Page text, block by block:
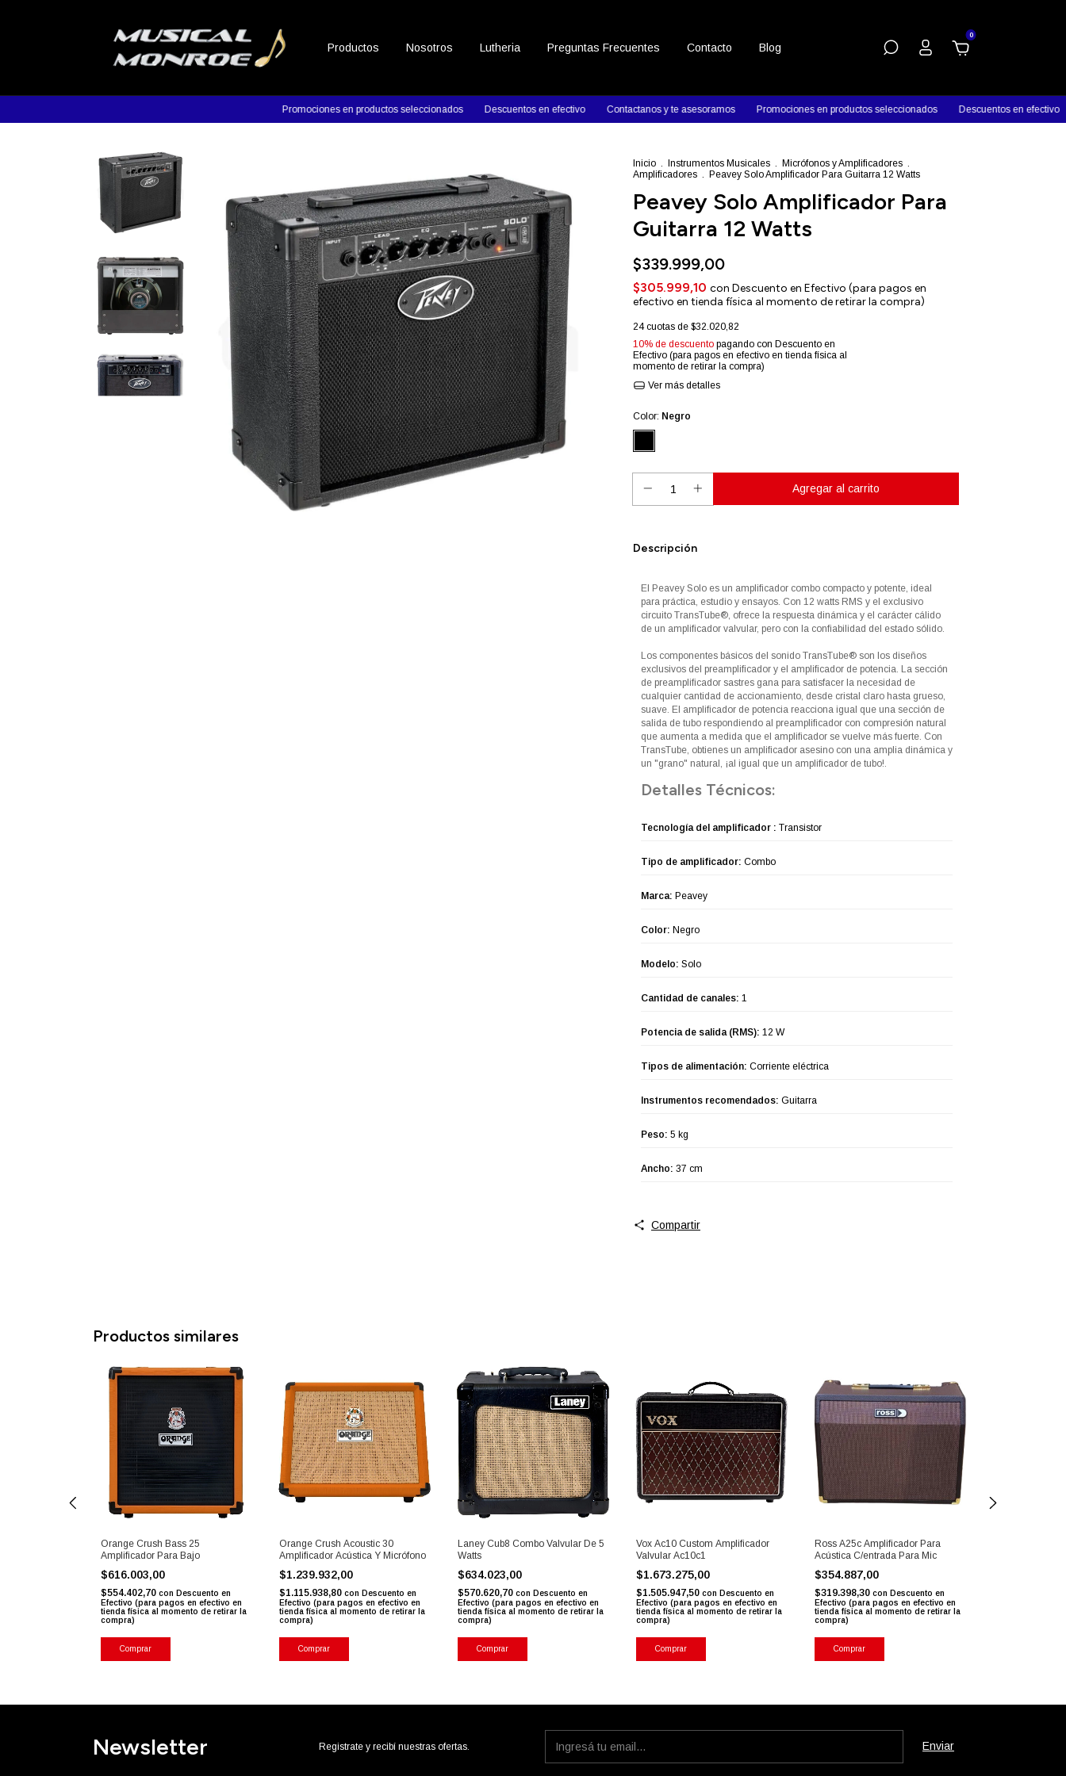
Productos Nosotros Lutheria Preguntas Frecuentes Contacto Blog
0
Promociones en productos seleccionados Descuentos en efectivo Contactanos y te asesoramos Promociones en productos seleccionados Descuentos en efectivo
Inicio . Instrumentos Musicales . Micrófonos y Amplificadores .
Amplificadores . Peavey Solo Amplificador Para Guitarra 12 Watts
Peavey Solo Amplificador Para
Guitarra 12 Watts
$339.999,00
$305.999,10 con Descuento en Efectivo (para pagos en
efectivo en tienda física al momento de retirar la compra)
24 cuotas de $32.020,82
10% de descuento pagando con Descuento en
Efectivo (para pagos en efectivo en tienda física al
momento de retirar la compra)
Ver más detalles
Color: Negro
Descripción
El Peavey Solo es un amplificador combo compacto y potente, ideal
para práctica, estudio y ensayos. Con 12 watts RMS y el exclusivo
circuito TransTube®, ofrece la respuesta dinámica y el carácter cálido
de un amplificador valvular, pero con la confiabilidad del estado sólido.
Los componentes básicos del sonido TransTube® son los diseños
exclusivos del preamplificador y el amplificador de potencia. La sección
de preamplificador sastres gana para satisfacer la necesidad de
cualquier cantidad de accionamiento, desde cristal claro hasta grueso,
suave. El amplificador de potencia reacciona igual que una sección de
salida de tubo respondiendo al preamplificador con compresión natural
que aumenta a medida que el amplificador se vuelve más fuerte. Con
TransTube, obtienes un amplificador asesino con una amplia dinámica y
un "grano" natural, ¡al igual que un amplificador de tubo!.
Detalles Técnicos:
Tecnología del amplificador : Transistor
Tipo de amplificador: Combo
Marca: Peavey
Color: Negro
Modelo: Solo
Cantidad de canales: 1
Potencia de salida (RMS): 12 W
Tipos de alimentación: Corriente eléctrica
Instrumentos recomendados: Guitarra
Peso: 5 kg
Ancho: 37 cm
Compartir
Productos similares
Orange Crush Bass 25
Amplificador Para Bajo
$616.003,00
$554.402,70 con Descuento en
Efectivo (para pagos en efectivo en
tienda física al momento de retirar la
compra)
Comprar
Orange Crush Acoustic 30
Amplificador Acústica Y Micrófono
$1.239.932,00
$1.115.938,80 con Descuento en
Efectivo (para pagos en efectivo en
tienda física al momento de retirar la
compra)
Comprar
Laney Cub8 Combo Valvular De 5
Watts
$634.023,00
$570.620,70 con Descuento en
Efectivo (para pagos en efectivo en
tienda física al momento de retirar la
compra)
Comprar
Vox Ac10 Custom Amplificador
Valvular Ac10c1
$1.673.275,00
$1.505.947,50 con Descuento en
Efectivo (para pagos en efectivo en
tienda física al momento de retirar la
compra)
Comprar
Ross A25c Amplificador Para
Acústica C/entrada Para Mic
$354.887,00
$319.398,30 con Descuento en
Efectivo (para pagos en efectivo en
tienda física al momento de retirar la
compra)
Comprar
Newsletter Registrate y recibí nuestras ofertas.